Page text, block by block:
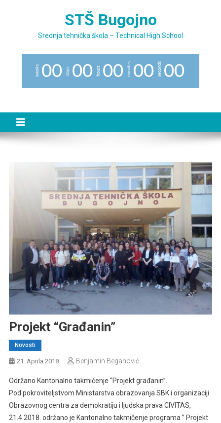
STŠ Bugojno
Srednja tehnička škola – Technical High School
weeks 00 days 00 hours 00 minutes 00 seconds 00
Projekt “Građanin”
Novosti
21. Aprila 2018. Benjamin Beganović
Održano Kantonalno takmičenje “Projekt građanin”.
Pod pokroviteljstvom Ministarstva obrazovanja SBK i organizaciji
Obrazovnog centra za demokratiju i ljudska prava CIVITAS,
21.4.2018. održano je Kantonalno takmičenje programa ” Projekt